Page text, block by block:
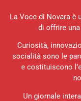
La Voce di Novara è
di offrire
Curiosità,
socialità sono le
e costituiscono
Un giornale